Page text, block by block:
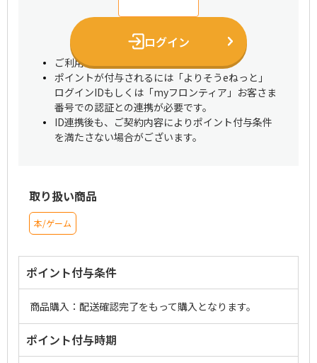
ログイン
ご利用にはログインが必要です
ポイントが付与されるには「よりそうeねっと」
ログインIDもしくは「myフロンティア」お客さま
番号での認証との連携が必要です。
ID連携後も、ご契約内容によりポイント付与条件
を満たさない場合がございます。
取り扱い商品
本/ゲーム
ポイント付与条件
商品購入：配送確認完了をもって購入となります。
ポイント付与時期